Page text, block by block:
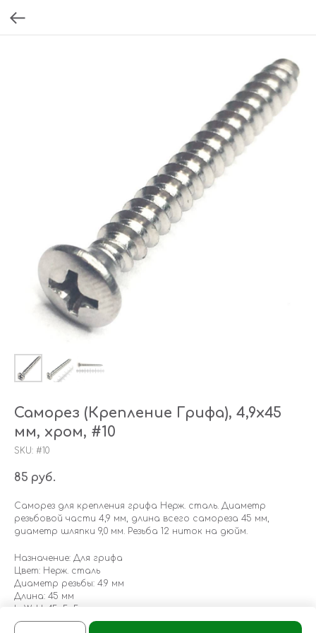
Саморез (Крепление Грифа), 4,9х45
мм, хром, #10
SKU: #10
85 руб.
Саморез для крепления грифа Нерж. сталь. Диаметр
резьбовой части 4,9 мм, длина всего самореза 45 мм,
диаметр шляпки 9,0 мм. Резьба 12 ниток на дюйм.
Назначение: Для грифа
Цвет: Нерж. сталь
Диаметр резьбы: 4.9 мм
Длина: 45 мм
LxWxH: 45x5x5 mm
Weight: 1 g